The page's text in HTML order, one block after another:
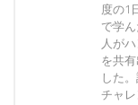
度の1
で学
人が
を共
した
チャ